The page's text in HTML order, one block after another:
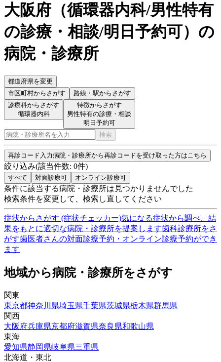
大阪府 （循環器内科/男性特有
の診療・相談/明日予約可） の
病院・診療所
都道府県を変更
市区町村からさがす 路線・駅からさがす
診療科からさがす
循環器内科
特徴からさがす
男性特有の診療・相談
明日予約可
検索
再診コード入力病院・診療所から再診コードを受け取った方はこちら
絞り込み(該当件数: 0件)
すべて 対面診療可 オンライン診療可
条件に該当する病院・診療所は見つかりませんでした
検索条件を変更して、検索し直してください
症状からさがす (症状チェッカー)気になる症状から調べ、結
果をもとに適切な病院・診療所を提案します歯科診療所をさ
がす歯医者さんの対面診療予約・オンライン診療予約ができ
ます
地域から病院・診療所をさがす
関東
東京都神奈川県埼玉県千葉県茨城県栃木県群馬県
関西
大阪府兵庫県京都府滋賀県奈良県和歌山県
東海
愛知県静岡県岐阜県三重県
北海道・東北